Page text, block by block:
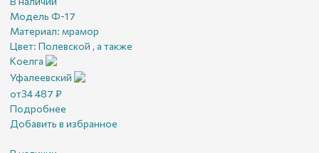
Модель Ф-17
Материал: мрамор
Цвет: Полевской , а также
Коелга
Уфалеевский
от34 487 ₽
Подробнее
Добавить в избранное